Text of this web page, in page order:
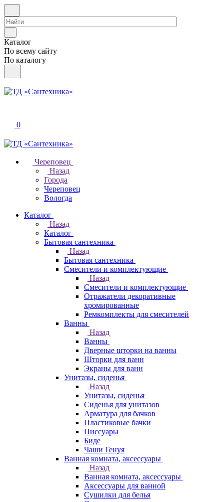
Каталог
По всему сайту
По каталогу
0
Череповец
Назад
Города
Череповец
Вологда
Каталог
Назад
Каталог
Бытовая сантехника
Назад
Бытовая сантехника
Смесители и комплектующие
Назад
Смесители и комплектующие
Отражатели декоративные
хромированные
Ремкомплекты для смесителей
Ванны
Назад
Ванны
Дверные шторки на ванны
Шторки для ванн
Экраны для ванн
Унитазы, сиденья
Назад
Унитазы, сиденья
Сиденья для унитазов
Арматура для бачков
Пластиковые бачки
Писсуары
Биде
Чаши Генуя
Ванная комната, аксессуары
Назад
Ванная комната, аксессуары
Аксессуары для ванной
Сушилки для белья